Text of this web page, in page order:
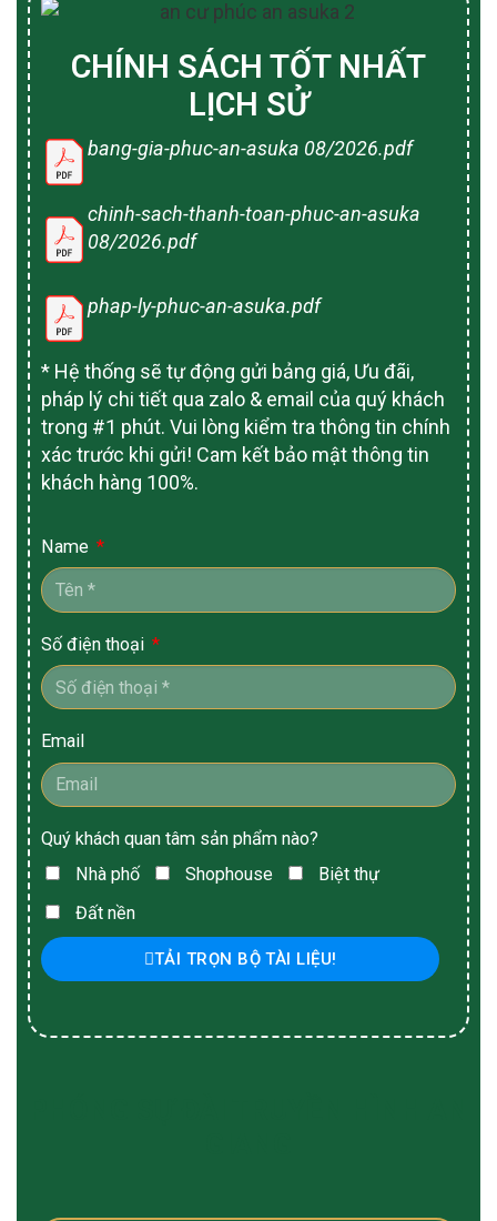
CHÍNH SÁCH TỐT NHẤT
LỊCH SỬ
bang-gia-phuc-an-asuka 08/2026.pdf
chinh-sach-thanh-toan-phuc-an-asuka
08/2026.pdf
phap-ly-phuc-an-asuka.pdf
* Hệ thống sẽ tự động gửi bảng giá, Ưu đãi,
pháp lý chi tiết qua zalo & email của quý khách
trong #1 phút. Vui lòng kiểm tra thông tin chính
xác trước khi gửi! Cam kết bảo mật thông tin
khách hàng 100%.
Name
Số điện thoại
Email
Quý khách quan tâm sản phẩm nào?
Nhà phố
Shophouse
Biệt thự
Đất nền
TẢI TRỌN BỘ TÀI LIỆU!